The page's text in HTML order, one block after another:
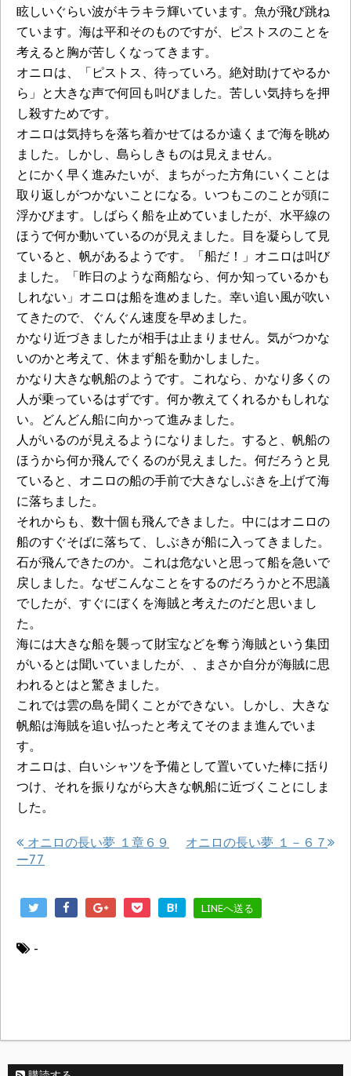
眩しいぐらい波がキラキラ輝いています。魚が飛び跳ね
ています。海は平和そのものですが、ピストスのことを
考えると胸が苦しくなってきます。
オニロは、「ピストス、待っていろ。絶対助けてやるか
ら」と大きな声で何回も叫びました。苦しい気持ちを押
し殺すためです。
オニロは気持ちを落ち着かせてはるか遠くまで海を眺め
ました。しかし、島らしきものは見えません。
とにかく早く進みたいが、まちがった方角にいくことは
取り返しがつかないことになる。いつもこのことが頭に
浮かびます。しばらく船を止めていましたが、水平線の
ほうで何か動いているのが見えました。目を凝らして見
ていると、帆があるようです。「船だ！」オニロは叫び
ました。「昨日のような商船なら、何か知っているかも
しれない」オニロは船を進めました。幸い追い風が吹い
てきたので、ぐんぐん速度を早めました。
かなり近づきましたが相手は止まりません。気がつかな
いのかと考えて、休まず船を動かしました。
かなり大きな帆船のようです。これなら、かなり多くの
人が乗っているはずです。何か教えてくれるかもしれな
い。どんどん船に向かって進みました。
人がいるのが見えるようになりました。すると、帆船の
ほうから何か飛んでくるのが見えました。何だろうと見
ていると、オニロの船の手前で大きなしぶきを上げて海
に落ちました。
それからも、数十個も飛んできました。中にはオニロの
船のすぐそばに落ちて、しぶきが船に入ってきました。
石が飛んできたのか。これは危ないと思って船を急いで
戻しました。なぜこんなことをするのだろうかと不思議
でしたが、すぐにぼくを海賊と考えたのだと思いまし
た。
海には大きな船を襲って財宝などを奪う海賊という集団
がいるとは聞いていましたが、、まさか自分が海賊に思
われるとはと驚きました。
これでは雲の島を聞くことができない。しかし、大きな
帆船は海賊を追い払ったと考えてそのまま進んでいま
す。
オニロは、白いシャツを予備として置いていた棒に括り
つけ、それを振りながら大きな帆船に近づくことにしま
した。
オニロの長い夢 １－６７
オニロの長い夢 １章６９
ー77
B! LINEへ送る
-